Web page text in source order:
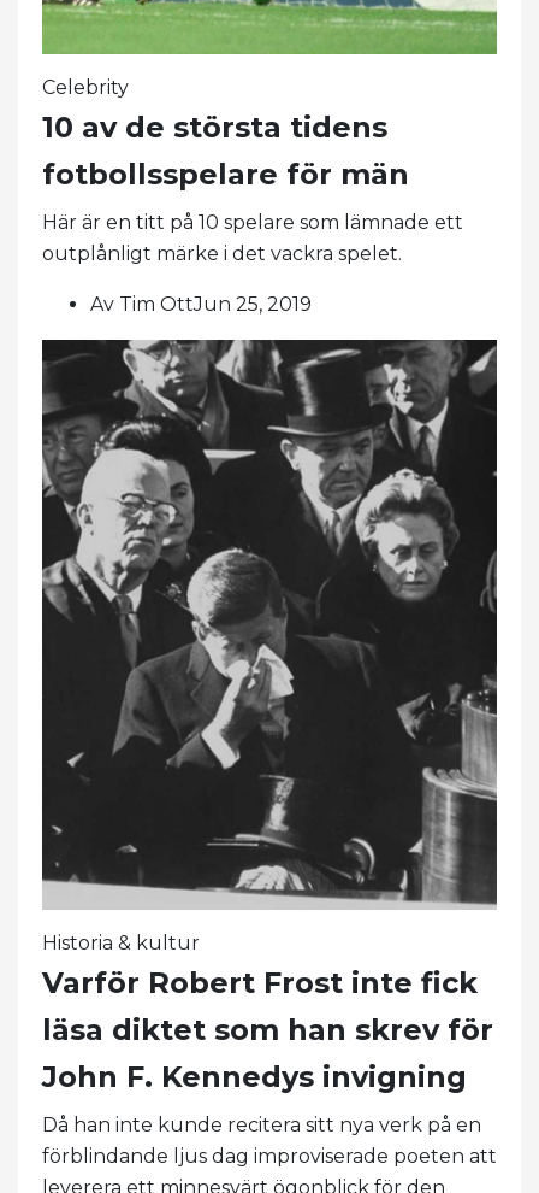
Celebrity
10 av de största tidens
fotbollsspelare för män
Här är en titt på 10 spelare som lämnade ett
outplånligt märke i det vackra spelet.
Av Tim OttJun 25, 2019
Historia & kultur
Varför Robert Frost inte fick
läsa diktet som han skrev för
John F. Kennedys invigning
Då han inte kunde recitera sitt nya verk på en
förblindande ljus dag improviserade poeten att
leverera ett minnesvärt ögonblick för den